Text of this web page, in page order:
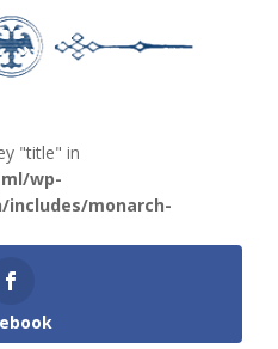
"title" in
wp-
monarch-